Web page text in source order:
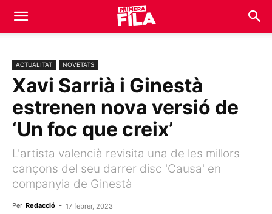
ACTUALITAT NOVETATS
Xavi Sarrià i Ginestà
estrenen nova versió de
‘Un foc que creix’
L'artista valencià revisita una de les millors
cançons del seu darrer disc 'Causa' en
companyia de Ginestà
Per Redacció - 17 febrer, 2023